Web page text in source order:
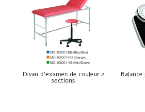
Divan d’examen de couleur 2
sections